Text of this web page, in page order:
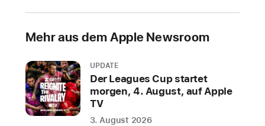
einem
auf
iPhone
oder
ihre
Apple
Mehr aus dem Apple Newsroom
UPDATE
Der Leagues Cup startet
morgen, 4. August, auf Apple
TV
3. August 2026